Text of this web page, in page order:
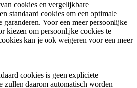
cookies en vergelijkbare
standaard cookies om een optimale
garanderen. Voor een meer persoonlijke
kiezen om persoonlijke cookies te
kan je ook weigeren voor een meer
cookies is geen expliciete
zullen daarom automatisch worden